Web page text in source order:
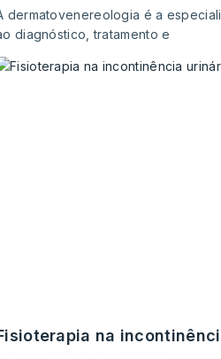
dermatovenereologia é a
diagnóstico, tratamento e
fisioterapia na